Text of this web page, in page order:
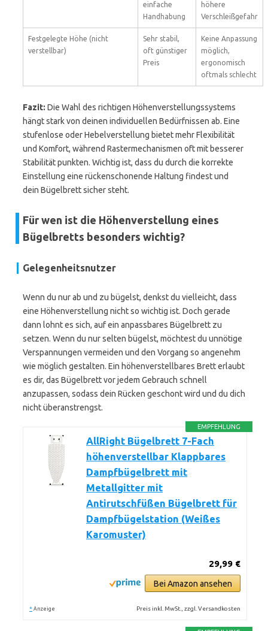
einfache
Handhabung
höhere
Verschleißgefahr
Festgelegte Höhe (nicht
verstellbar)
Sehr stabil,
oft günstiger
Preis
Keine Anpassung
möglich,
ergonomisch
oftmals schlecht
Fazit: Die Wahl des richtigen Höhenverstellungssystems
hängt stark von deinen individuellen Bedürfnissen ab. Eine
stufenlose oder Hebelverstellung bietet mehr Flexibilität
und Komfort, während Rastermechanismen oft mit besserer
Stabilität punkten. Wichtig ist, dass du durch die korrekte
Einstellung eine rückenschonende Haltung findest und
dein Bügelbrett sicher steht.
Für wen ist die Höhenverstellung eines
Bügelbretts besonders wichtig?
Gelegenheitsnutzer
Wenn du nur ab und zu bügelst, denkst du vielleicht, dass
eine Höhenverstellung nicht so wichtig ist. Doch gerade
dann lohnt es sich, auf ein anpassbares Bügelbrett zu
setzen. Wenn du nur selten bügelst, möchtest du unnötige
Verspannungen vermeiden und den Vorgang so angenehm
wie möglich gestalten. Ein höhenverstellbares Brett erlaubt
es dir, das Bügelbrett vor jedem Gebrauch schnell
anzupassen, sodass dein Rücken geschont wird und du dich
nicht überanstrengst.
EMPFEHLUNG
AllRight Bügelbrett 7-Fach
höhenverstellbar Klappbares
Dampfbügelbrett mit
Metallgitter mit
Antirutschfüßen Bügelbrett für
Dampfbügelstation (Weißes
Karomuster)
29,99 €
Bei Amazon ansehen
* Anzeige Preis inkl. MwSt., zzgl. Versandkosten